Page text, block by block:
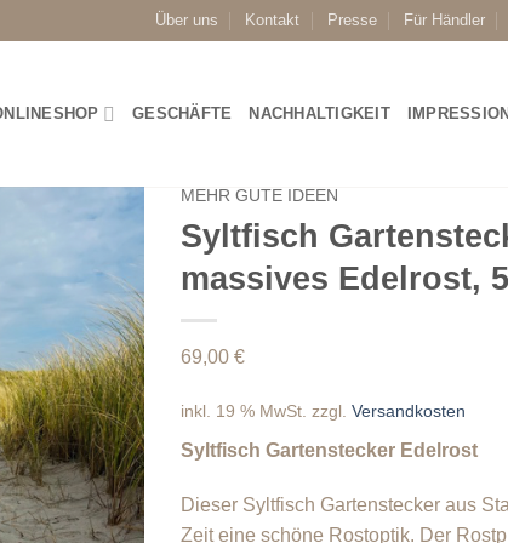
Über uns Kontakt Presse Für Händler
GESCHÄFTE NACHHALTIGKEIT
MEHR GUTE IDEEN
Syltfisch
massives Edelrost,
69,00 €
inkl. 19 % MwSt. zzgl. Versandkosten
Syltfisch Gartenstecker Edelrost
Dieser Syltfisch Gartenstecker aus
Zeit eine schöne Rostoptik. Der